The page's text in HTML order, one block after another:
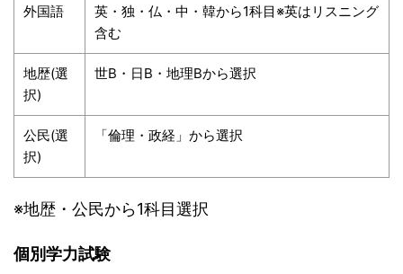
外国語
英・独・仏・中・韓から1科目※英はリスニング
含む
地歴(選
択)
世B・日B・地理Bから選択
公民(選
択)
「倫理・政経」から選択
※地歴・公民から1科目選択
個別学力試験